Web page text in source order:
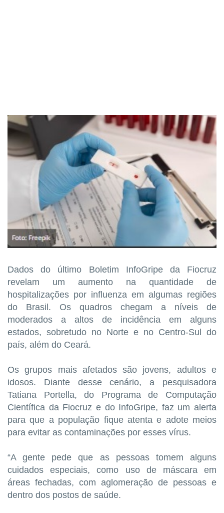
Dados do último Boletim InfoGripe da Fiocruz
revelam um aumento na quantidade de
hospitalizações por influenza em algumas regiões
do Brasil. Os quadros chegam a níveis de
moderados a altos de incidência em alguns
estados, sobretudo no Norte e no Centro-Sul do
país, além do Ceará.
Os grupos mais afetados são jovens, adultos e
idosos. Diante desse cenário, a pesquisadora
Tatiana Portella, do Programa de Computação
Científica da Fiocruz e do InfoGripe, faz um alerta
para que a população fique atenta e adote meios
para evitar as contaminações por esses vírus.
“A gente pede que as pessoas tomem alguns
cuidados especiais, como uso de máscara em
áreas fechadas, com aglomeração de pessoas e
dentro dos postos de saúde.